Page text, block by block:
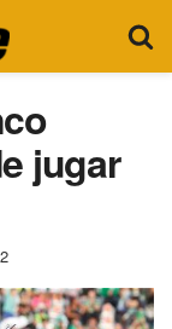
jugar